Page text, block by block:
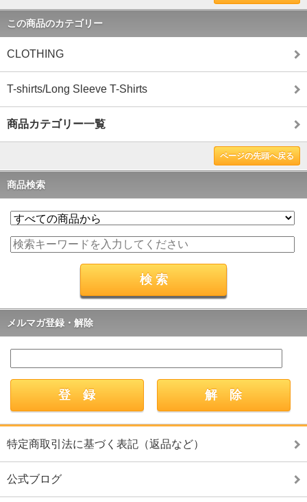
この商品のカテゴリー
CLOTHING
T-shirts/Long Sleeve T-Shirts
商品カテゴリー一覧
ページの先頭へ戻る
商品検索
メルマガ登録・解除
特定商取引法に基づく表記（返品など）
公式ブログ